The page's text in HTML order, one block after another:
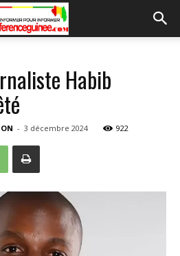
Habib
- 3 décembre 2024 922